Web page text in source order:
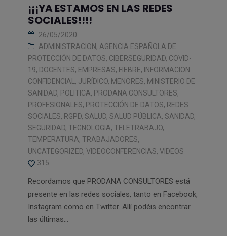
¡¡¡YA ESTAMOS EN LAS REDES
SOCIALES!!!!
26/05/2020
ADMINISTRACION, AGENCIA ESPAÑOLA DE
PROTECCIÓN DE DATOS, CIBERSEGURIDAD, COVID-
19, DOCENTES, EMPRESAS, FIEBRE, INFORMACION
CONFIDENCIAL, JURÍDICO, MENORES, MINISTERIO DE
SANIDAD, POLITICA, PRODANA CONSULTORES,
PROFESIONALES, PROTECCIÓN DE DATOS, REDES
SOCIALES, RGPD, SALUD, SALUD PÚBLICA, SANIDAD,
SEGURIDAD, TEGNOLOGIA, TELETRABAJO,
TEMPERATURA, TRABAJADORES,
UNCATEGORIZED, VIDEOCONFERENCIAS, VIDEOS
315
Recordamos que PRODANA CONSULTORES está
presente en las redes sociales, tanto en Facebook,
Instagram como en Twitter. Allí podéis encontrar
las últimas...